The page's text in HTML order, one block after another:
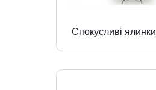
Спокусливі ялинки